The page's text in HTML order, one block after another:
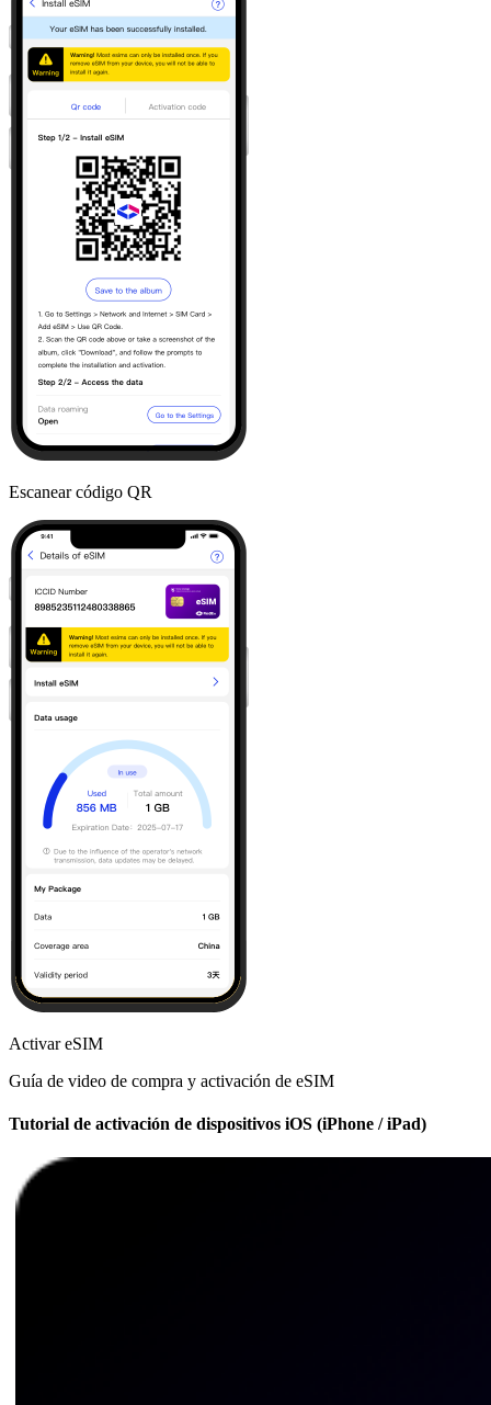
Escanear código QR
Activar eSIM
Guía de video de compra y activación de eSIM
Tutorial de activación de dispositivos iOS (iPhone / iPad)